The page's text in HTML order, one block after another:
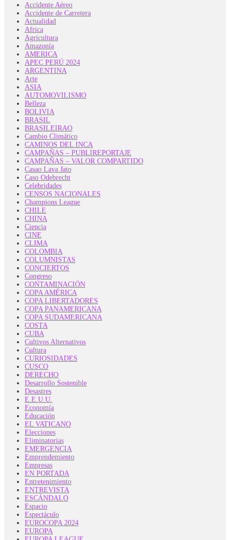
Accidente Aéreo
Accidente de Carretera
Actualidad
Africa
Agricultura
Amazonía
AMERICA
APEC PERÚ 2024
ARGENTINA
Arte
ASIA
AUTOMOVILISMO
Belleza
BOLIVIA
BRASIL
BRASILEIRAO
Cambio Climático
CAMINOS DEL INCA
CAMPAÑAS – PUBLIREPORTAJE
CAMPAÑAS – VALOR COMPARTIDO
Casao Lava Jato
Caso Odebrecht
Celebridades
CENSOS NACIONALES
Champions League
CHILE
CHINA
Ciencia
CINE
CLIMA
COLOMBIA
COLUMNISTAS
CONCIERTOS
Congreso
CONTAMINACIÓN
COPA AMÉRICA
COPA LIBERTADORES
COPA PANAMERICANA
COPA SUDAMERICANA
COSTA
CUBA
Cultivos Alternativos
Cultura
CURIOSIDADES
CUSCO
DERECHO
Desarrollo Sostenible
Desastres
E.E.U.U.
Economía
Educación
EL VATICANO
Elecciones
Eliminatorias
EMERGENCIA
Emprendemiento
Empresas
EN PORTADA
Entretenimiento
ENTREVISTA
ESCÁNDALO
Espacio
Espectáculo
EUROCOPA 2024
EUROPA